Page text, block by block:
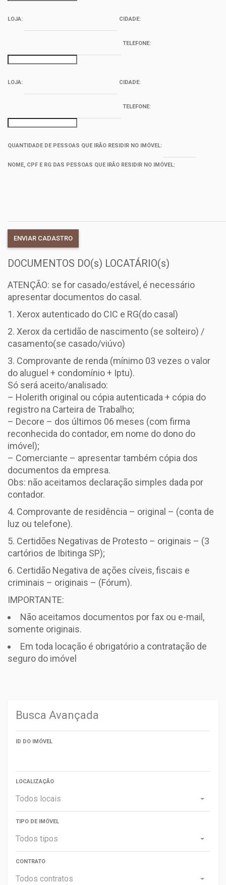
LOJA: CIDADE:
TELEFONE:
LOJA: CIDADE:
TELEFONE:
QUANTIDADE DE PESSOAS QUE IRÃO RESIDIR NO IMÓVEL:
NOME, CPF E RG DAS PESSOAS QUE IRÃO RESIDIR NO IMÓVEL:
DOCUMENTOS DO(s) LOCATÁRIO(s)
ATENÇÃO: se for casado/estável, é necessário
apresentar documentos do casal.
Xerox autenticado do CIC e RG(do casal)
Xerox da certidão de nascimento (se solteiro) /
casamento(se casado/viúvo)
Comprovante de renda (mínimo 03 vezes o valor
do aluguel + condomínio + Iptu).
Só será aceito/analisado:
– Holerith original ou cópia autenticada + cópia do
registro na Carteira de Trabalho;
– Decore – dos últimos 06 meses (com firma
reconhecida do contador, em nome do dono do
imóvel);
– Comerciante – apresentar também cópia dos
documentos da empresa.
Obs: não aceitamos declaração simples dada por
contador.
Comprovante de residência – original – (conta de
luz ou telefone).
Certidões Negativas de Protesto – originais – (3
cartórios de Ibitinga SP);
Certidão Negativa de ações cíveis, fiscais e
criminais – originais – (Fórum).
IMPORTANTE:
Não aceitamos documentos por fax ou e-mail,
somente originais.
Em toda locação é obrigatório a contratação de
seguro do imóvel
Busca Avançada
ID DO IMÓVEL
LOCALIZAÇÃO
Todos locais
TIPO DE IMÓVEL
Todos tipos
CONTRATO
Todos contratos